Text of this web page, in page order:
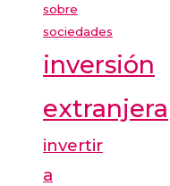
sobre
sociedades
inversión
extranjera
invertir
a